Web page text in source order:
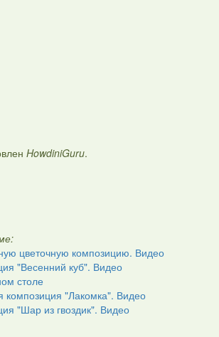
HowdiniGuru.
цветочную композицию. Видео
"Весенний куб". Видео
столе
композиция "Лакомка". Видео
"Шар из гвоздик". Видео